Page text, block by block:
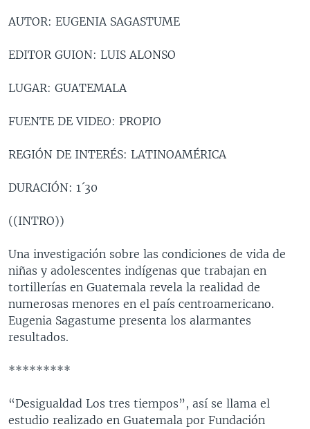
TECNOLOGÍA
DEPORTES
FOTOGRAFÍA
AUDIOS
EL MUNDO AL DÍA
FORO INTERAMERICANO
PANORAMA
RADIO
AVANCE INFORMATIVO
ESTADOS UNIDOS AL DÍA
EL MUNDO AL DÍA [RADIO]
NOTA ECONÓMICA
ENTRETENIMIENTO
DIRECT
Learning English
SÍGANOS
Idiomas
AUTOR: EUGENIA SAGASTUME
EDITOR GUION: LUIS ALONSO
LUGAR: GUATEMALA
FUENTE DE VIDEO: PROPIO
REGIÓN DE INTERÉS: LATINOAMÉRICA
DURACIÓN: 1´30
((INTRO))
Una investigación sobre las condiciones de vida de
niñas y adolescentes indígenas que trabajan en
tortillerías en Guatemala revela la realidad de
numerosas menores en el país centroamericano.
Eugenia Sagastume presenta los alarmantes
resultados.
*********
“Desigualdad Los tres tiempos”, así se llama el
estudio realizado en Guatemala por Fundación